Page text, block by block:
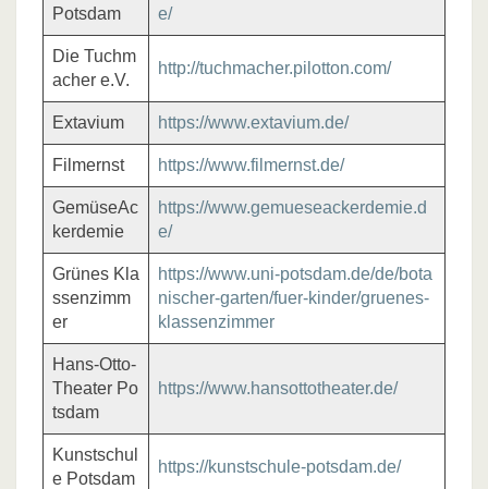
Potsdam
e/
Die Tuchm
acher e.V.
http://tuchmacher.pilotton.com/
Extavium https://www.extavium.de/
Filmernst https://www.filmernst.de/
GemüseAc
kerdemie
https://www.gemueseackerdemie.d
e/
Grünes Kla
ssenzimm
er
https://www.uni-potsdam.de/de/bota
nischer-garten/fuer-kinder/gruenes-
klassenzimmer
Hans-Otto-
Theater Po
tsdam
https://www.hansottotheater.de/
Kunstschul
e Potsdam
https://kunstschule-potsdam.de/